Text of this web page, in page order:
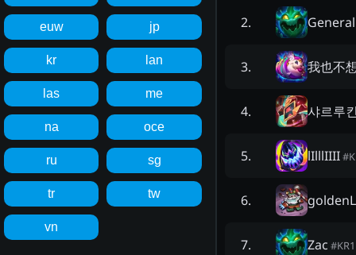
euw jp
kr lan
las me
na oce
ru sg
tr tw
vn
2.
3. 我也不
4. 샤르루
5. lIlllIIII#
6.
7. Zac #KR1